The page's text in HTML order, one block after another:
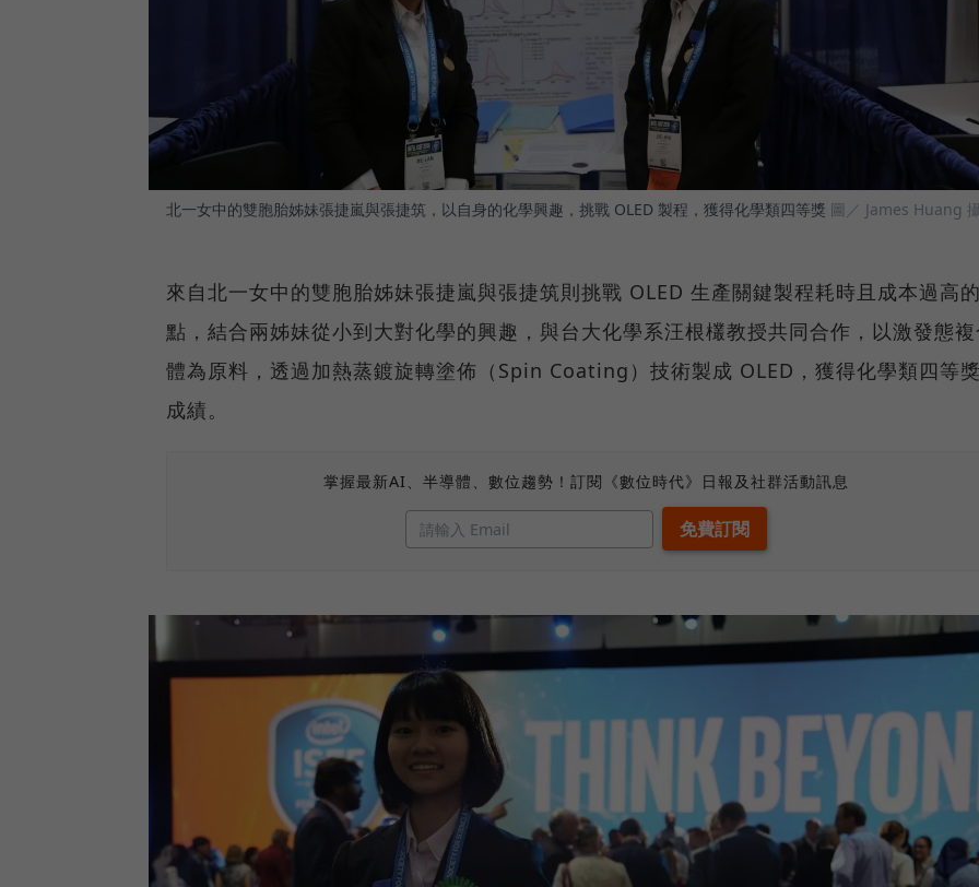
北一女中的雙胞胎姊妹張捷嵐與張捷筑，以自身的化學興趣，挑戰 OLED 製程，獲得化學類四等獎 圖／ James Huang
來自北一女中的雙胞胎姊妹張捷嵐與張捷筑則挑戰 OLED 生產關鍵製程耗時且成本過高
點，結合兩姊妹從小到大對化學的興趣，與台大化學系汪根欉教授共同合作，以激發態
體為原料，透過加熱蒸鍍旋轉塗佈（Spin Coating）技術製成 OLED，獲得化學類四等
成績。
掌握最新AI、半導體、數位趨勢！訂閱《數位時代》日報及社群活動訊息